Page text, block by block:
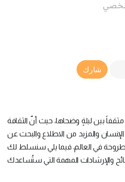
Article Link
شارك
بين ليلةٍ وضحاها، حيث أنّ الثقافة
والمزيد من الاطلاع والبحث عن
في العالم، فيما يلي سنسلط لك
والإرشادات المهمة التي ستُساعدك